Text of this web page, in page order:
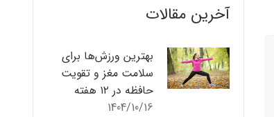
آخرین مقالات
بهترین ورزش‌ها برای
سلامت مغز و تقویت
حافظه در ۱۲ هفته
1404/10/16